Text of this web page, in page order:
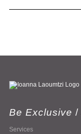
Be Exclusive /
Services